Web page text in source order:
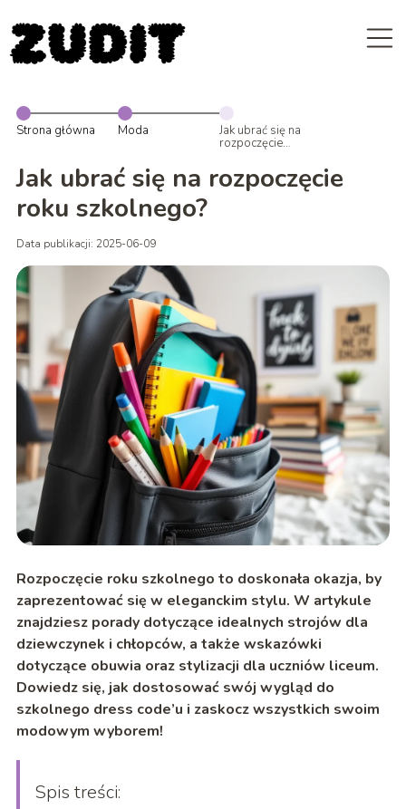
Strona główna Moda Jak ubrać się na
rozpoczęcie
Jak ubrać się na rozpoczęcie
roku szkolnego?
Data publikacji: 2025-06-09
Rozpoczęcie roku szkolnego to doskonała okazja, by
zaprezentować się w eleganckim stylu. W artykule
znajdziesz porady dotyczące idealnych strojów dla
dziewczynek i chłopców, a także wskazówki
dotyczące obuwia oraz stylizacji dla uczniów liceum.
Dowiedz się, jak dostosować swój wygląd do
szkolnego dress code’u i zaskocz wszystkich swoim
modowym wyborem!
Spis treści: